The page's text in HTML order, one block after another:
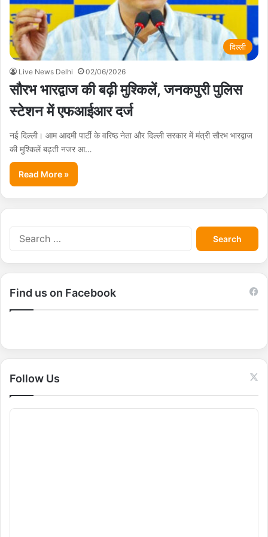
दिल्ली
Live News Delhi 02/06/2026
सौरभ भारद्वाज की बढ़ी मुश्किलें, जनकपुरी पुलिस
स्टेशन में एफआईआर दर्ज
नई दिल्ली। आम आदमी पार्टी के वरिष्ठ नेता और दिल्ली सरकार में मंत्री सौरभ भारद्वाज
की मुश्किलें बढ़ती नजर आ…
Read More »
S
e
a
r
r
:
Find us on Facebook
Follow Us